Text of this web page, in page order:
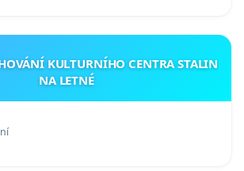
KULTURNÍHO CENTRA STALIN
NA LETNÉ